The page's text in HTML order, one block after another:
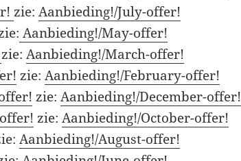
zie:Aanbieding!/July-offer!
Aanbieding!/May-offer!
zie:Aanbieding!/March-offer!
zie:Aanbieding!/February-offer!
zie:Aanbieding!/December-offer!
zie:Aanbieding!/October-offer!
Aanbieding!/August-offer!